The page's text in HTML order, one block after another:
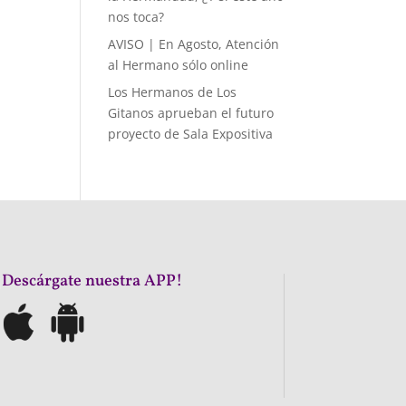
nos toca?
AVISO | En Agosto, Atención
al Hermano sólo online
Los Hermanos de Los
Gitanos aprueban el futuro
proyecto de Sala Expositiva
nuestra APP!